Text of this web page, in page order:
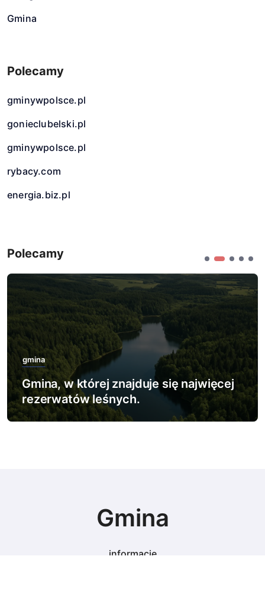
Gmina
Polecamy
gminywpolsce.pl
gonieclubelski.pl
gminywpolsce.pl
rybacy.com
energia.biz.pl
Polecamy
gmina
Gmina, w której znajduje się najwięcej
rezerwatów leśnych.
Gmina
informacje